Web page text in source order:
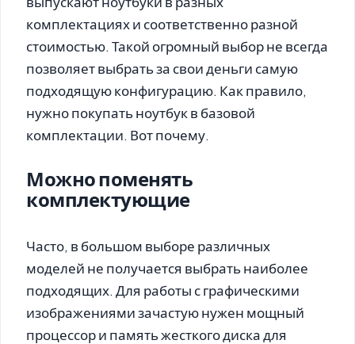
комплектациях и соответственно разной
стоимостью. Такой огромный выбор не всегда
позволяет выбрать за свои деньги самую
подходящую конфигурацию. Как правило,
нужно покупать ноутбук в базовой
комплектации. Вот почему.
Можно поменять
комплектующие
Часто, в большом выборе различных
моделей не получается выбрать наиболее
подходящих. Для работы с графическими
изображениями зачастую нужен мощный
процессор и память жесткого диска для